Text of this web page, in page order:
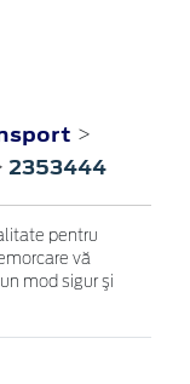
>
2353444
pentru
vă
mod sigur şi